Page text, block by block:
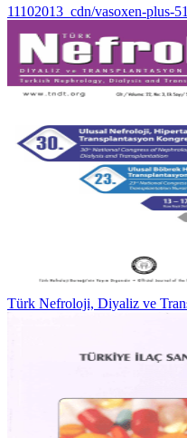
11102013_cdn/vasoxen-plus-
Türk Nefroloji, Diyaliz ve